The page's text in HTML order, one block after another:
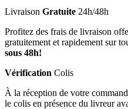
Livraison Gratuite 24h/48h
Profitez des frais de livraison
gratuitement et rapidement sur
sous 48h!
Vérification Colis
À la réception de votre
le colis en présence du livreur